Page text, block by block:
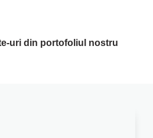
uri din portofoliul nostru